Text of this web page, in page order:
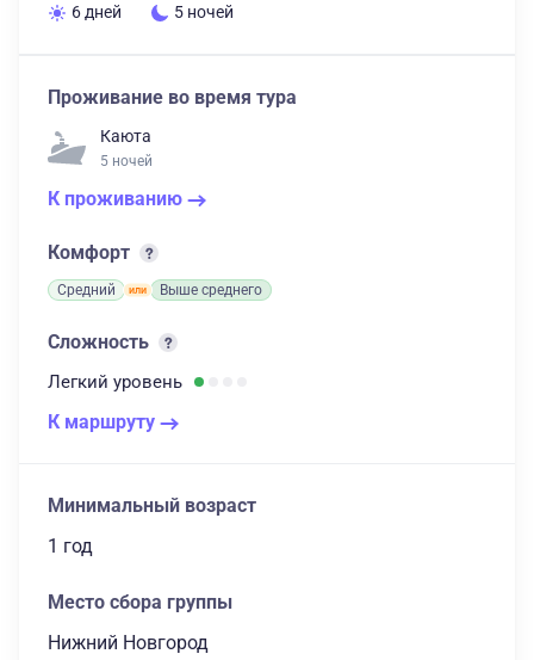
6 дней 5 ночей
Проживание во время тура
Каюта
5 ночей
К проживанию
Комфорт
Средний Выше среднего
Сложность
Легкий уровень
К маршруту
Минимальный возраст
1 год
Место сбора группы
Нижний Новгород